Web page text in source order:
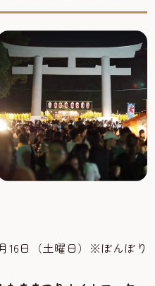
16日（土曜日）※ぼんぼり